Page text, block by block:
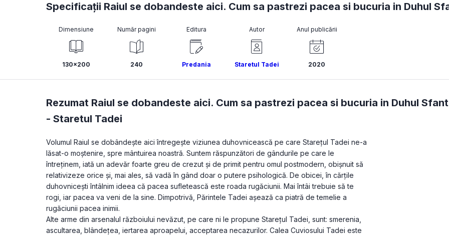
Specificații Raiul se dobandeste aici. Cum sa pastrezi pacea si bucuria in Duhul
Dimensiune
130x200
Număr pagini
240
Editura
Predania
Autor
Staretul Tadei
Anul publicării
2020
Rezumat Raiul se dobandeste aici. Cum sa pastrezi pacea si bucuria in Duhul Sfant
- Staretul Tadei
Volumul Raiul se dobândește aici întregește viziunea duhovnicească pe care Starețul Tadei ne-a
lăsat-o moştenire, spre mântuirea noastră. Suntem răspunzători de gândurile pe care le
întreținem, iată un adevăr foarte greu de crezut și de primit pentru omul postmodern, obișnuit să
relativizeze orice și, mai ales, să vadă în gând doar o putere psihologică. De obicei, în cărțile
duhovnicești întâlnim ideea că pacea sufletească este roada rugăciunii. Mai întâi trebuie să te
rogi, iar pacea va veni de la sine. Dimpotrivă, Părintele Tadei așează ca piatră de temelie a
rugăciunii pacea inimii.
Alte arme din arsenalul războiului nevăzut, pe care ni le propune Starețul Tadei, sunt: smerenia,
ascultarea, blândețea, iertarea aproapelui, acceptarea necazurilor. Calea Cuviosului Tadei este